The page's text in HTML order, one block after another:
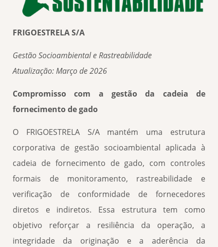
FRIGOESTRELA S/A
Gestão Socioambiental e Rastreabilidade
Atualização: Março de 2026
Compromisso com a gestão da cadeia de
fornecimento de gado
O FRIGOESTRELA S/A mantém uma estrutura
corporativa de gestão socioambiental aplicada à
cadeia de fornecimento de gado, com controles
formais de monitoramento, rastreabilidade e
verificação de conformidade de fornecedores
diretos e indiretos. Essa estrutura tem como
objetivo reforçar a resiliência da operação, a
integridade da originação e a aderência da